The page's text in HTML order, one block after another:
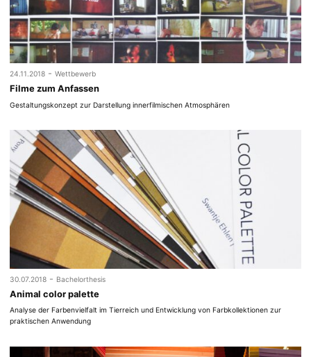
24.11.2018 - Wettbewerb
Filme zum Anfassen
Gestaltungskonzept zur Darstellung innerfilmischen Atmosphären
30.07.2018 - Bachelorthesis
Animal color palette
Analyse der Farbenvielfalt im Tierreich und Entwicklung von Farbkollektionen zur
praktischen Anwendung